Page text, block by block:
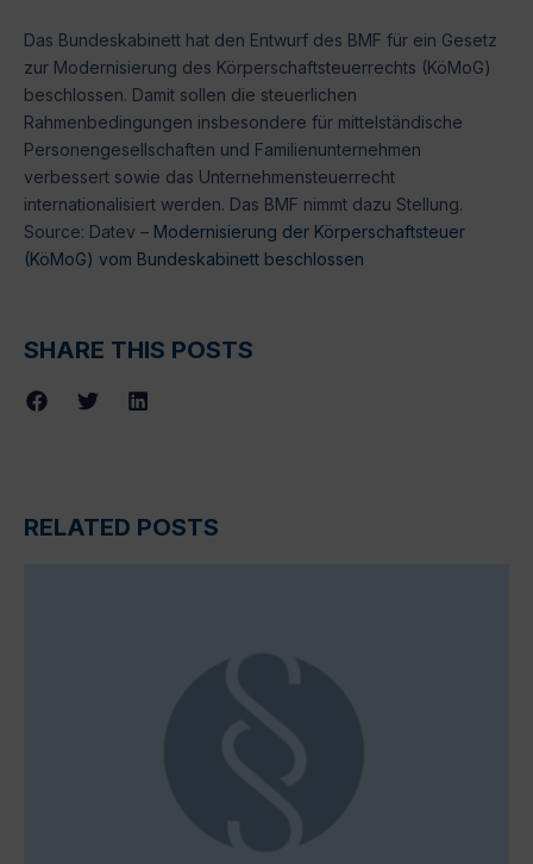
Das Bundeskabinett hat den Entwurf des BMF für ein Gesetz
zur Modernisierung des Körperschaftsteuerrechts (KöMoG)
beschlossen. Damit sollen die steuerlichen
Rahmenbedingungen insbesondere für mittelständische
Personengesellschaften und Familienunternehmen
verbessert sowie das Unternehmensteuerrecht
internationalisiert werden. Das BMF nimmt dazu Stellung.
Source: Datev – Modernisierung der Körperschaftsteuer
(KöMoG) vom Bundeskabinett beschlossen
SHARE THIS POSTS
RELATED POSTS